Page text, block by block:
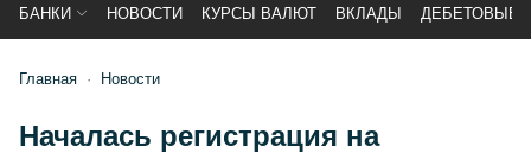
БАНКИ НОВОСТИ КУРСЫ ВАЛЮТ ВКЛАДЫ ДЕБЕТОВЫЕ
Главная Новости
Началась регистрация на